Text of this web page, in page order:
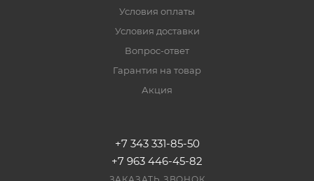
Условия оплаты
Условия доставки
Вопрос-ответ
Гарантия на товар
Акция
+7 343 331-85-50
+7 963 446-45-82